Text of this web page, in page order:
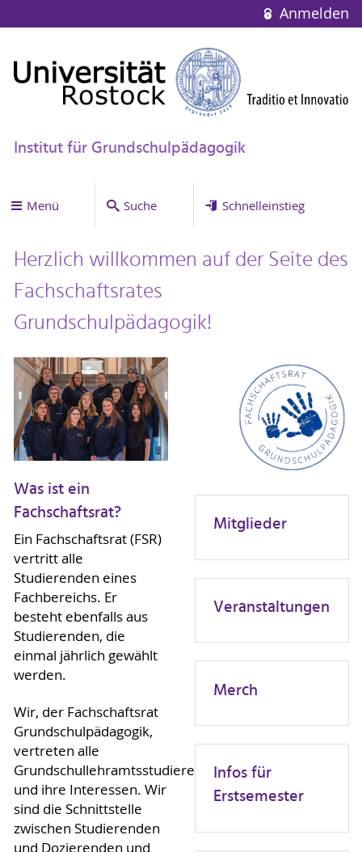
Anmelden
Institut für Grundschulpädagogik
Menü Suche Schnelleinstieg
Herzlich willkommen auf der Seite des
Fachschaftsrates
Grundschulpädagogik!
Was ist ein
Fachschaftsrat?
Ein Fachschaftsrat (FSR)
vertritt alle
Studierenden eines
Fachbereichs. Er
besteht ebenfalls aus
Studierenden, die
einmal jährlich gewählt
werden.
Wir, der Fachschaftsrat
Grundschulpädagogik,
vertreten alle
Grundschullehramtsstudierenden
und ihre Interessen. Wir
sind die Schnittstelle
zwischen Studierenden
und Dozierenden und
Mitglieder
Veranstaltungen
Merch
Infos für
Erstsemester